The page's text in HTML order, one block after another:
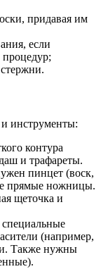
придавая им
если
процедур;
инструменты:
контура
и трафареты.
пинцет (воск,
прямые ножницы.
щеточка и
(например,
Также нужны